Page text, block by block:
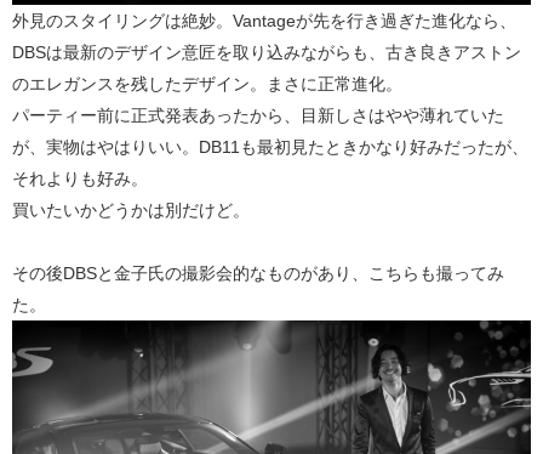
外見のスタイリングは絶妙。Vantageが先を行き過ぎた進化なら、
DBSは最新のデザイン意匠を取り込みながらも、古き良きアストン
のエレガンスを残したデザイン。まさに正常進化。
パーティー前に正式発表あったから、目新しさはやや薄れていた
が、実物はやはりいい。DB11も最初見たときかなり好みだったが、
それよりも好み。
買いたいかどうかは別だけど。
その後DBSと金子氏の撮影会的なものがあり、こちらも撮ってみ
た。